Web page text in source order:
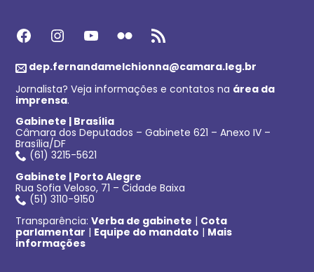
Facebook Instagram Youtube Flickr Feed RSS
dep.fernandamelchionna@camara.leg.br
Jornalista? Veja informações e contatos na área da
imprensa.
Gabinete | Brasília
Câmara dos Deputados – Gabinete 621 – Anexo IV –
Brasília/DF
(61) 3215-5621
Gabinete | Porto Alegre
Rua Sofia Veloso, 71 – Cidade Baixa
(51) 3110-9150
Transparência:Verba de gabinete | Cota
parlamentar | Equipe do mandato | Mais
informações